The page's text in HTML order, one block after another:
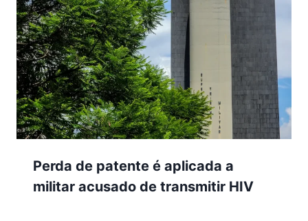
Perda de patente é aplicada a
militar acusado de transmitir HIV